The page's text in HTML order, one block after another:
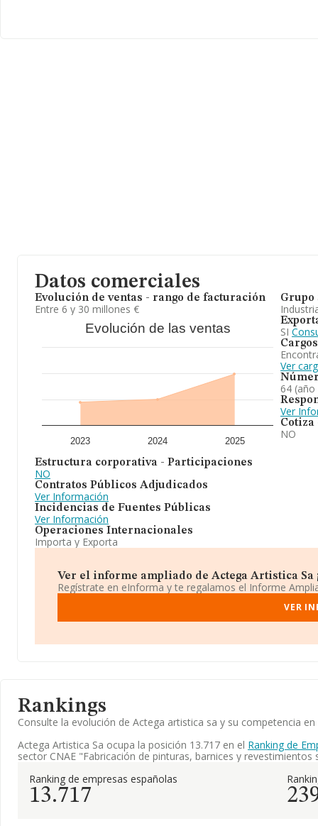
Datos comerciales
Evolución de ventas - rango de facturación
Entre 6 y 30 millones €
Evolución de las ventas
2023 2024 2025
Estructura corporativa - Participaciones
NO
Contratos Públicos Adjudicados
Ver Información
Incidencias de Fuentes Públicas
Ver Información
Operaciones Internacionales
Importa y Exporta
Grupo
SI
Cargos
Ver
64 (año
Ver
Cotiza
NO
Ver el informe ampliado de Actega Artistica Sa
Regístrate en eInforma y te regalamos el Informe
VER
Rankings
Consulte la evolución de Actega artistica sa y su competencia
Actega Artistica Sa ocupa la posición 13.717 en el Ranking de
sector CNAE "Fabricación de pinturas, barnices y
Ranking de empresas españolas
13.717